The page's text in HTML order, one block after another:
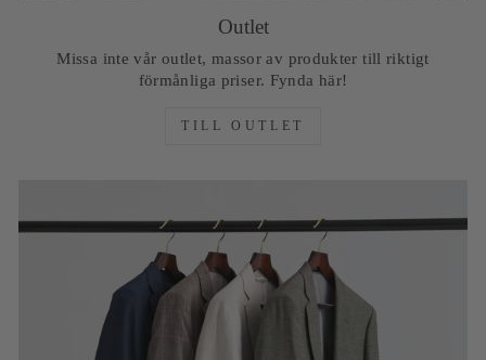
Outlet
Missa inte vår outlet, massor av produkter till riktigt
förmånliga priser. Fynda här!
TILL OUTLET